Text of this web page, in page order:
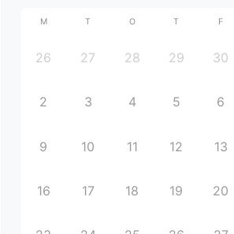
M T O T F
26 27 28 29 30
2 3 4 5 6
9 10 11 12 13
16 17 18 19 20